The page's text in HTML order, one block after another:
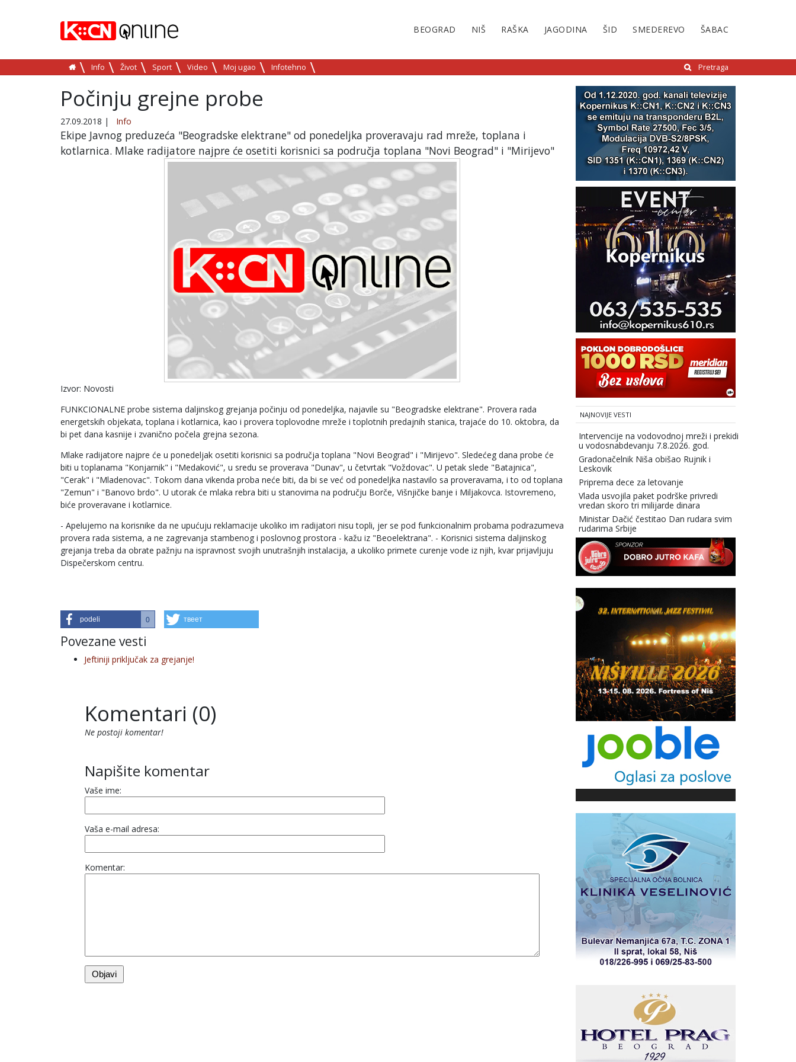
BEOGRAD NIŠ RAŠKA JAGODINA ŠID SMEDEREVO ŠABAC
Info Život Sport Video Moj ugao Infotehno Pretraga
Počinju grejne probe
27.09.2018 | Info
Ekipe Javnog preduzeća "Beogradske elektrane" od ponedeljka proveravaju rad mreže, toplana i
kotlarnica. Mlake radijatore najpre će osetiti korisnici sa područja toplana "Novi Beograd" i "Mirijevo"
Izvor: Novosti
FUNKCIONALNE probe sistema daljinskog grejanja počinju od ponedeljka, najavile su "Beogradske elektrane". Provera rada
energetskih objekata, toplana i kotlarnica, kao i provera toplovodne mreže i toplotnih predajnih stanica, trajaće do 10. oktobra, da
bi pet dana kasnije i zvanično počela grejna sezona.
Mlake radijatore najpre će u ponedeljak osetiti korisnici sa područja toplana "Novi Beograd" i "Mirijevo". Sledećeg dana probe će
biti u toplanama "Konjarnik" i "Medaković", u sredu se proverava "Dunav", u četvrtak "Voždovac". U petak slede "Batajnica",
"Cerak" i "Mladenovac". Tokom dana vikenda proba neće biti, da bi se već od ponedeljka nastavilo sa proveravama, i to od toplana
"Zemun" i "Banovo brdo". U utorak će mlaka rebra biti u stanovima na području Borče, Višnjičke banje i Miljakovca. Istovremeno,
biće proveravane i kotlarnice.
- Apelujemo na korisnike da ne upućuju reklamacije ukoliko im radijatori nisu topli, jer se pod funkcionalnim probama podrazumeva
provera rada sistema, a ne zagrevanja stambenog i poslovnog prostora - kažu iz "Beoelektrana". - Korisnici sistema daljinskog
grejanja treba da obrate pažnju na ispravnost svojih unutrašnjih instalacija, a ukoliko primete curenje vode iz njih, kvar prijavljuju
Dispečerskom centru.
podeli 0 твеет
Povezane vesti
Jeftiniji priključak za grejanje!
Komentari (0)
Ne postoji komentar!
Napišite komentar
Vaše ime:
Vaša e-mail adresa:
Komentar:
NAJNOVIJE VESTI
Intervencije na vodovodnoj mreži i prekidi
u vodosnabdevanju 7.8.2026. god.
Gradonačelnik Niša obišao Rujnik i
Leskovik
Priprema dece za letovanje
Vlada usvojila paket podrške privredi
vredan skoro tri milijarde dinara
Ministar Dačić čestitao Dan rudara svim
rudarima Srbije